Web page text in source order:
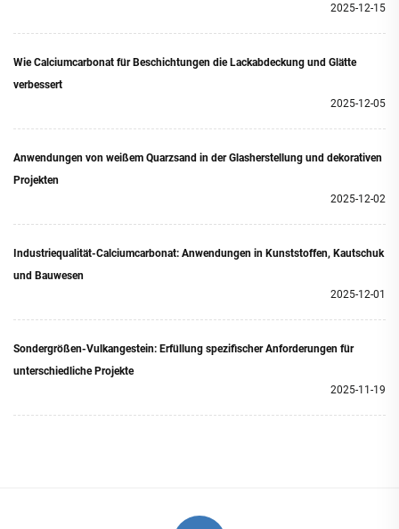
2025-12-15
Wie Calciumcarbonat für Beschichtungen die Lackabdeckung und Glätte
verbessert
2025-12-05
Anwendungen von weißem Quarzsand in der Glasherstellung und dekorativen
Projekten
2025-12-02
Industriequalität-Calciumcarbonat: Anwendungen in Kunststoffen, Kautschuk
und Bauwesen
2025-12-01
Sondergrößen-Vulkangestein: Erfüllung spezifischer Anforderungen für
unterschiedliche Projekte
2025-11-19